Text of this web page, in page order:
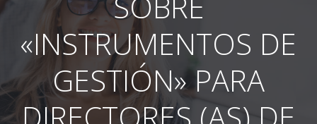
«INSTRUMENTOS DE
GESTIÓN» PARA